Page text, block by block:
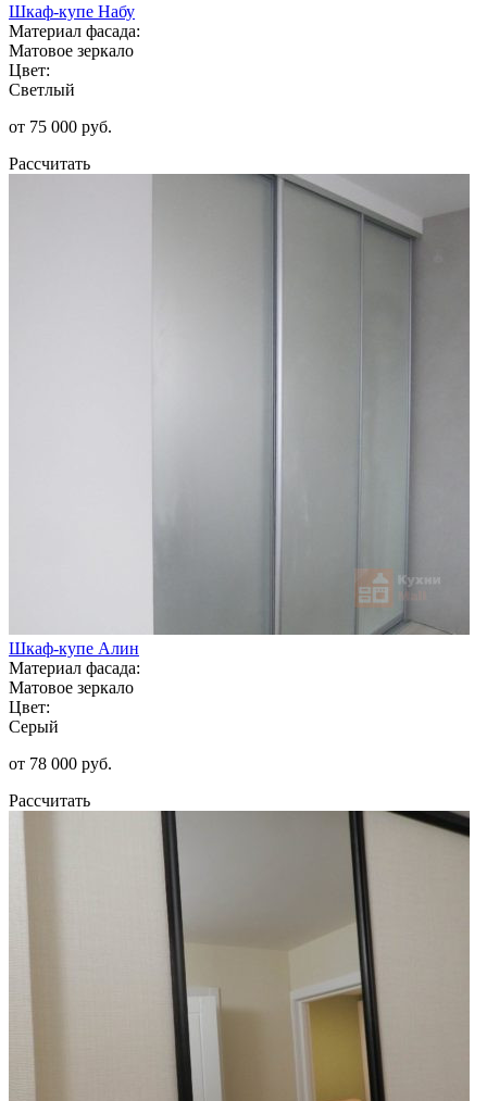
Шкаф-купе Набу
Материал фасада:
Матовое зеркало
Цвет:
Светлый
от 75 000 руб.
Рассчитать
Шкаф-купе Алин
Материал фасада:
Матовое зеркало
Цвет:
Серый
от 78 000 руб.
Рассчитать